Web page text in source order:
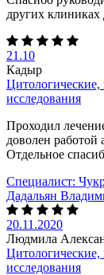
других клиниках
21.10
Кадыр
Цитологические,
исследования
Проходил
доволен работой
Отдельное
Специалист:
Дадальян
20.11.2020
Людмила
Цитологические,
исследования